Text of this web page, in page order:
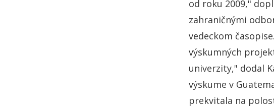
od roku 2009,"
zahraničnými
vedeckom
výskumných
univerzity," dodal
výskume v
prekvitala na